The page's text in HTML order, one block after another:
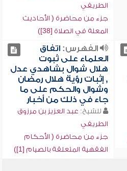
الطريفي
جزء من محاضرة ( الأحاديث
المعلة في الصلاة [38])
الفهرس:اتفاق
العلماء على ثبوت
هلال شوال بشاهدي عدل
, إثبات رؤية هلال رمضان
وشوال والحكم على ما
جاء في ذلك من أخبار
للشيخ: عبد العزيز بن مرزوق
الطريفي
جزء من محاضرة ( الأحكام
الفقهية المتعلقة بالصيام [1])